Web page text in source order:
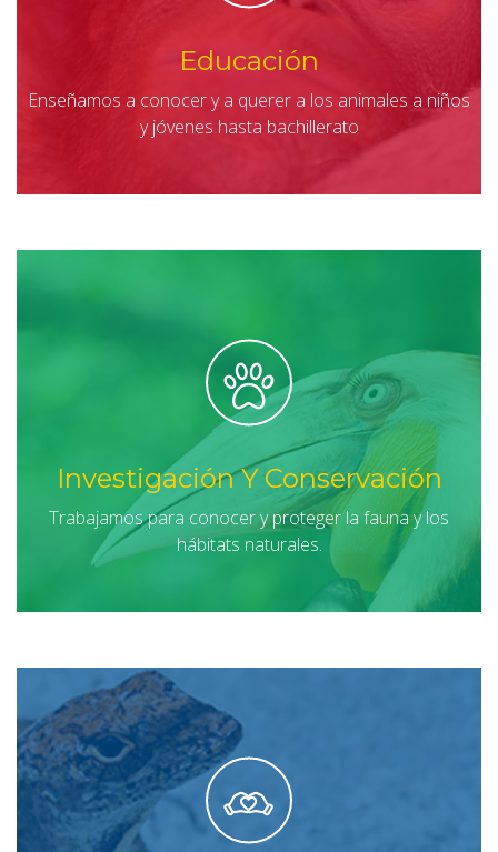
Educación
Enseñamos a conocer y a querer a los animales a niños
y jóvenes hasta bachillerato
Investigación Y Conservación
Trabajamos para conocer y proteger la fauna y los
hábitats naturales.